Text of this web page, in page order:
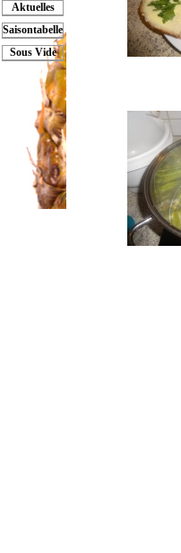
Aktuelles
Saisontabelle
Sous Vide